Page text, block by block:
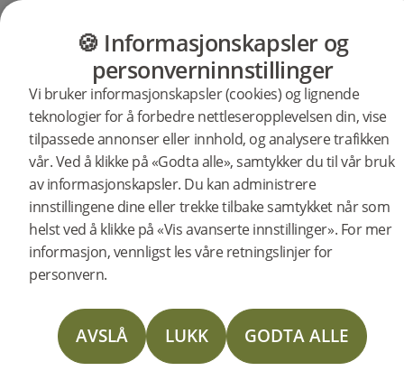
MØBLER PRODUKTER
🍪 Informasjonskapsler og
personverninnstillinger
Vi bruker informasjonskapsler (cookies) og lignende
teknologier for å forbedre nettleseropplevelsen din, vise
tilpassede annonser eller innhold, og analysere trafikken
vår. Ved å klikke på «Godta alle», samtykker du til vår bruk
av informasjonskapsler. Du kan administrere
innstillingene dine eller trekke tilbake samtykket når som
helst ved å klikke på «Vis avanserte innstillinger». For mer
informasjon, vennligst les våre retningslinjer for
personvern.
AVSLÅ LUKK GODTA ALLE
Produkter Gulv Woodura Planks
Woodura Planks LARVIK 3.0 XL
Treslag
Sortering
OverflatebehandlingVannbestandighet
Type gulv:
Bredde:206 mm
Lengde:
2200 mm
11.2 mm
BESKRIVELSE
SPESIFIKASJONER
DOKUMENTER
FAQ
FLERE